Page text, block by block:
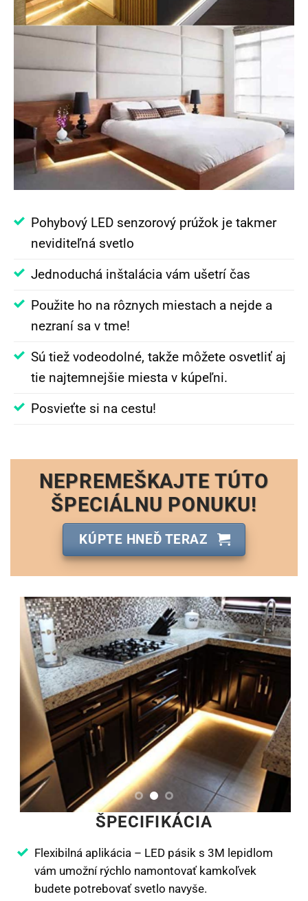
Pohybový LED senzorový prúžok je takmer
neviditeľná svetlo
Jednoduchá inštalácia vám ušetrí čas
Použite ho na rôznych miestach a nejde a
nezraní sa v tme!
Sú tiež vodeodolné, takže môžete osvetliť aj
tie najtemnejšie miesta v kúpeľni.
Posvieťte si na cestu!
NEPREMEŠKAJTE TÚTO
ŠPECIÁLNU PONUKU!
KÚPTE HNEĎ TERAZ
ŠPECIFIKÁCIA
Flexibilná aplikácia – LED pásik s 3M lepidlom
vám umožní rýchlo namontovať kamkoľvek
budete potrebovať svetlo navyše.